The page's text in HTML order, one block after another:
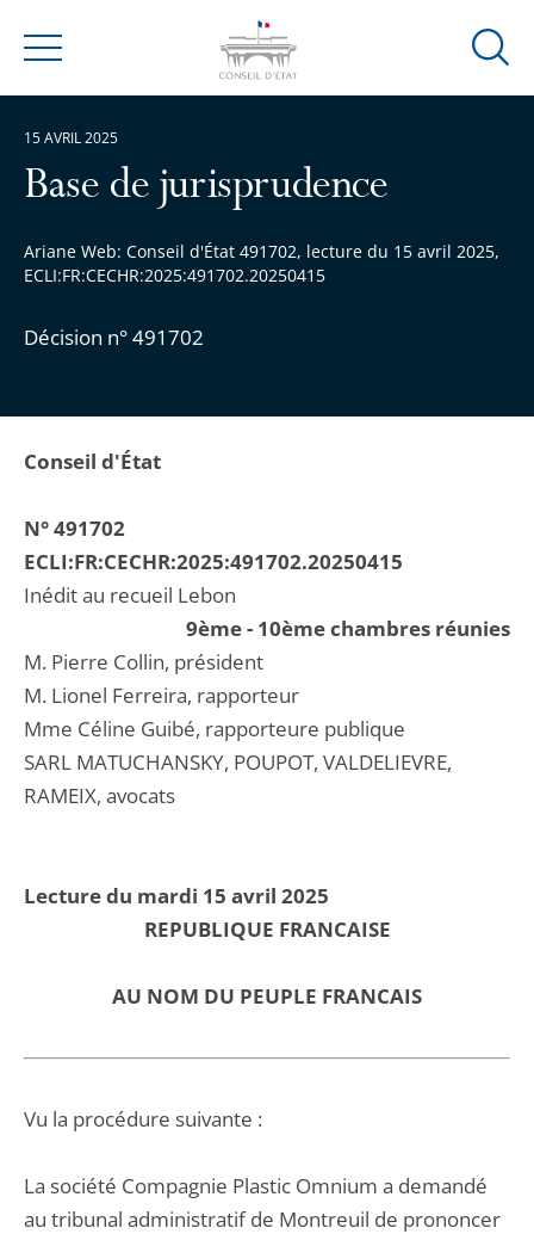
Menu
Ouvrir
Base de jurisprudence
Ariane Web: Conseil d'État 491702, lecture du 15 avril 2025,
ECLI:FR:CECHR:2025:491702.20250415
Décision n° 491702
15 AVRIL 2025
Conseil d'État
N° 491702
ECLI:FR:CECHR:2025:491702.20250415
Inédit au recueil Lebon
9ème - 10ème chambres réunies
M. Pierre Collin, président
M. Lionel Ferreira, rapporteur
Mme Céline Guibé, rapporteure publique
SARL MATUCHANSKY, POUPOT, VALDELIEVRE,
RAMEIX, avocats
Lecture du mardi 15 avril 2025
REPUBLIQUE FRANCAISE
AU NOM DU PEUPLE FRANCAIS
Vu la procédure suivante :
La société Compagnie Plastic Omnium a demandé
au tribunal administratif de Montreuil de prononcer